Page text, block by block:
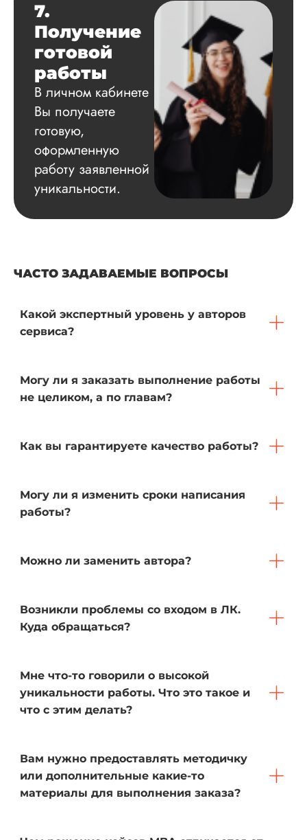
7.
Получение
готовой
работы
В личном кабинете
Вы получаете
готовую,
оформленную
работу заявленной
уникальности.
ЧАСТО ЗАДАВАЕМЫЕ ВОПРОСЫ
Какой экспертный уровень у авторов
сервиса?
Могу ли я заказать выполнение работы
не целиком, а по главам?
Как вы гарантируете качество работы?
Могу ли я изменить сроки написания
работы?
Можно ли заменить автора?
Возникли проблемы со входом в ЛК.
Куда обращаться?
Мне что-то говорили о высокой
уникальности работы. Что это такое и
что с этим делать?
Вам нужно предоставлять методичку
или дополнительные какие-то
материалы для выполнения заказа?